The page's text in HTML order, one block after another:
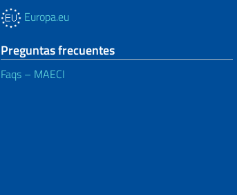
Europa.eu
Preguntas frecuentes
Faqs – MAECI